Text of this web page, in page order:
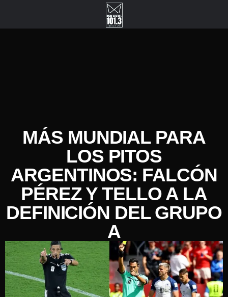
MÁS MUNDIAL PARA
LOS PITOS
ARGENTINOS: FALCÓN
PÉREZ Y TELLO A LA
DEFINICIÓN DEL GRUPO
A